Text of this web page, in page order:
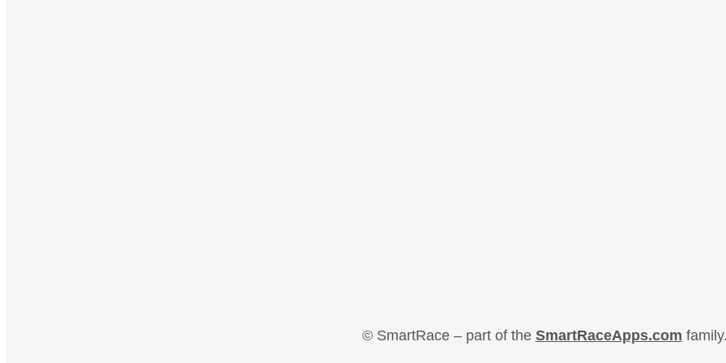
© SmartRace – part of the SmartRaceApps.com